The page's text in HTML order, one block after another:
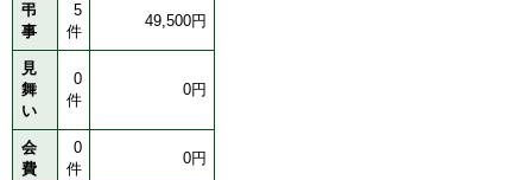
弔
事
5
件
49,500円
見
舞
い
0
件
0円
会
費
0
件
0円